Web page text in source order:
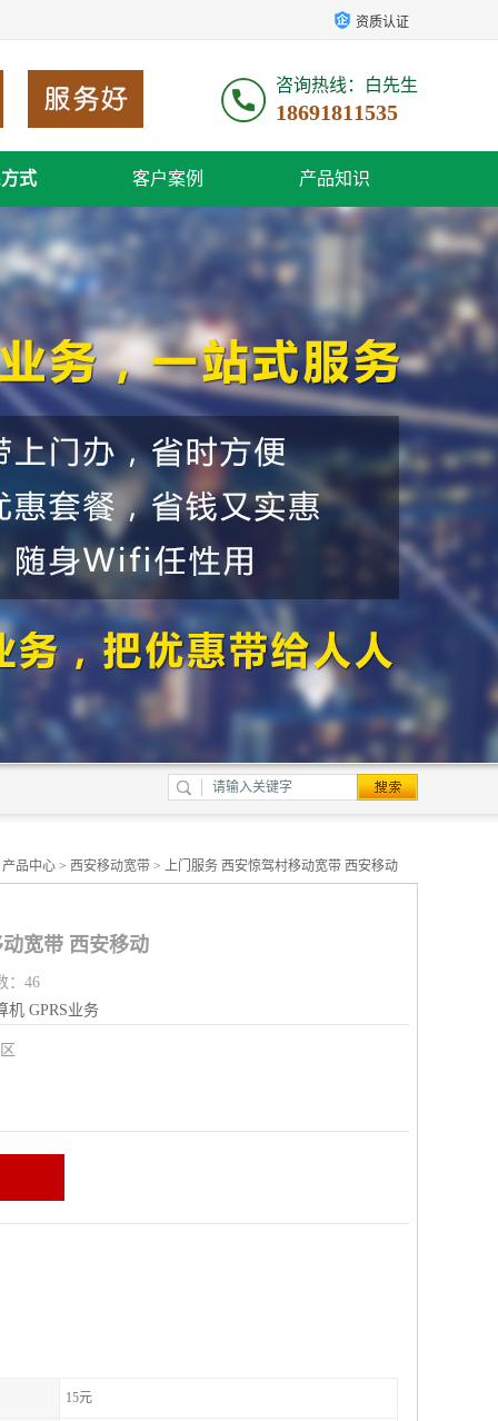
资质认证
咨询热线：白先生
18691811535
式 客户案例 产品知识
产品中心 > 西安移动宽带 > 上门服务 西安惊驾村移动宽带 西安移动
宽带 西安移动
：46
机 GPRS业务
15元